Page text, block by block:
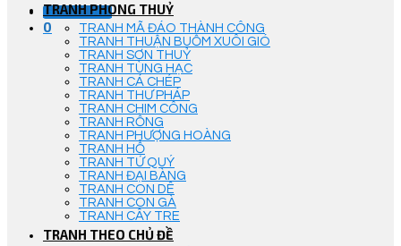
Góc Tư Vấn
0
TRANH PHONG THUỶ
TRANH MÃ ĐÁO THÀNH CÔNG
TRANH THUẬN BUỒM XUÔI GIÓ
TRANH SƠN THUỶ
TRANH TÙNG HẠC
TRANH CÁ CHÉP
TRANH THƯ PHÁP
TRANH CHIM CÔNG
TRANH RỒNG
TRANH PHƯỢNG HOÀNG
TRANH HỔ
TRANH TỨ QUÝ
TRANH ĐẠI BÀNG
TRANH CON DÊ
TRANH CON GÀ
TRANH CÂY TRE
TRANH THEO CHỦ ĐỀ